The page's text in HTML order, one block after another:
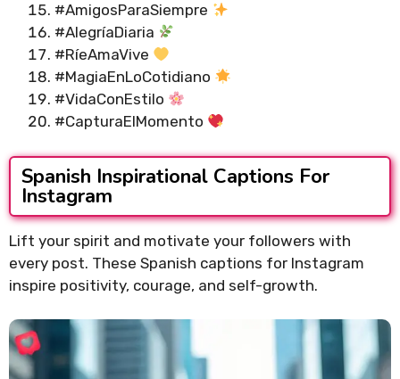
#AmigosParaSiempre
#AlegríaDiaria
#RíeAmaVive
#MagiaEnLoCotidiano
#VidaConEstilo
#CapturaElMomento
Spanish Inspirational Captions For
Instagram
Lift your spirit and motivate your followers with
every post. These Spanish captions for Instagram
inspire positivity, courage, and self-growth.